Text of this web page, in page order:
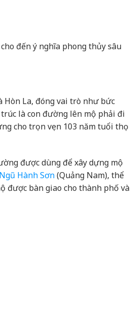
đến ý nghĩa phong thủy sâu
Hòn La, đóng vai trò như bức
là con đường lên mộ phải đi
cho trọn vẹn 103 năm tuổi thọ
được dùng để xây dựng mộ
Ngũ Hành Sơn(Quảng Nam), thể
được bàn giao cho thành phố và